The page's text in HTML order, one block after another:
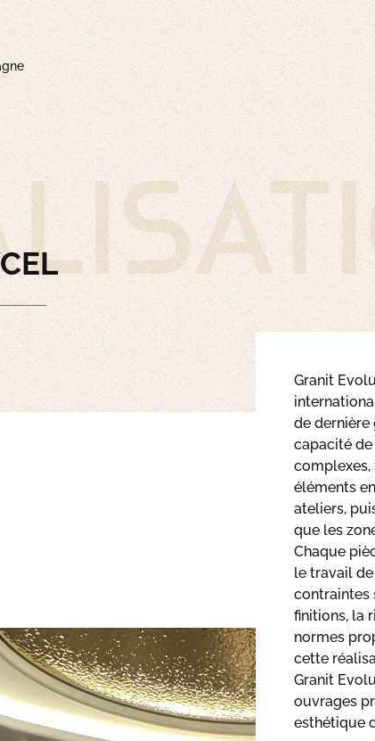
Granit
de dernière
capacité de
complexes,
éléments
ateliers,
que les
Chaque
le travail
contraintes
finitions, la
normes
cette
Granit
ouvrages
esthétique